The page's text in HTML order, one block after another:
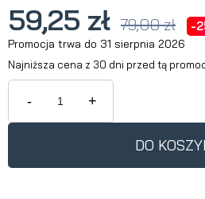
59,25 zł 79,00 zł -
Promocja trwa do 31 sierpnia 2026
Najniższa cena z 30 dni przed tą
Jeżeli produkt jest
krócej niż 30 dni,
produkt pojawił się w
- +
DO